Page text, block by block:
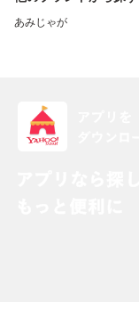
あみじゃが